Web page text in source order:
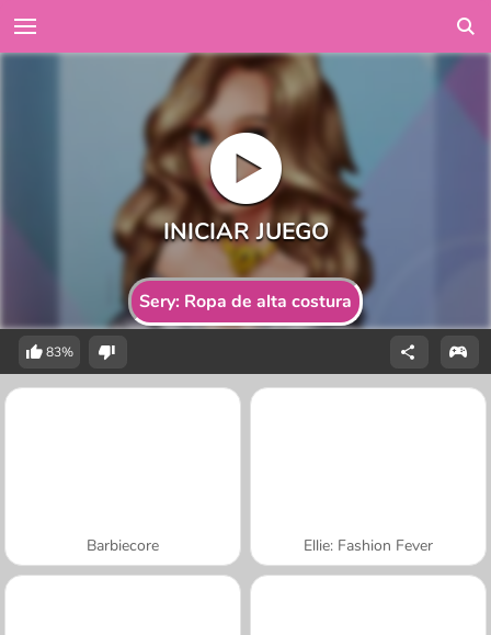
Sery: Ropa de alta costura
83%
Barbiecore Ellie: Fashion Fever